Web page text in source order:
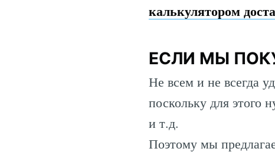
калькулятором
ЕСЛИ МЫ
Не всем и не всегда
поскольку для этого
и т.д.
Поэтому мы